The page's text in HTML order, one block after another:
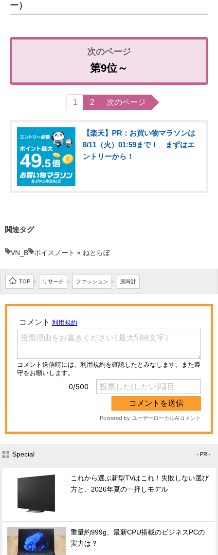
ー）
第9位～
1 2 次のページ
【楽天】PR：お買い物マラソンは
8/11（火）01:59まで！ まずはエ
ントリーから！
関連タグ
VN_B ボイスノート × ねとらぼ
TOP > リサーチ > ファッション > 腕時計
Special - PR -
これから選ぶ新型TVはこれ！失敗しない選び
方と、2026年夏の一押しモデル
重量約999g、最新CPU搭載のビジネスPCの
実力は？